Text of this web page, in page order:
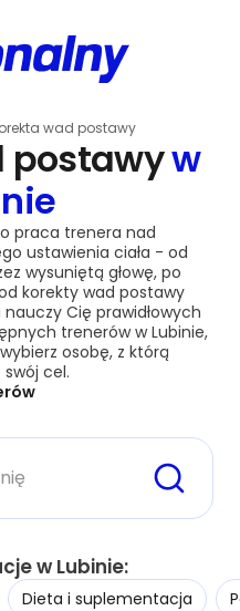
wad postawy
postawyw
praca trenera nad
ustawienia ciała - od
wysuniętą głowę, po
korekty wad postawy
Cię prawidłowych
trenerów w Lubinie,
osobę, z którą
swój cel.
w Lubinie:
Dieta i suplementacja